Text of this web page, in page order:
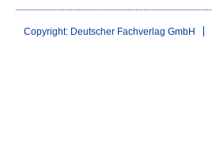
Copyright: Deutscher Fachverlag GmbH